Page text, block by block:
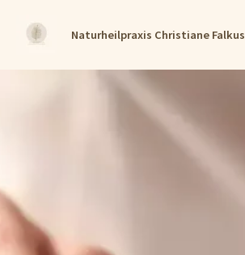
Inhalt
Naturheilpraxis Christiane Falkus